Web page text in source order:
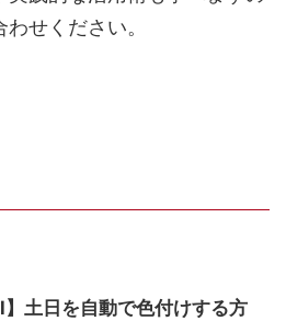
せください。
】土日を自動で色付けする方